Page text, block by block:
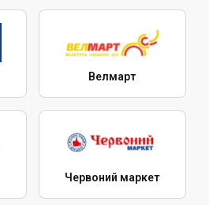
Велмарт
Червоний маркет